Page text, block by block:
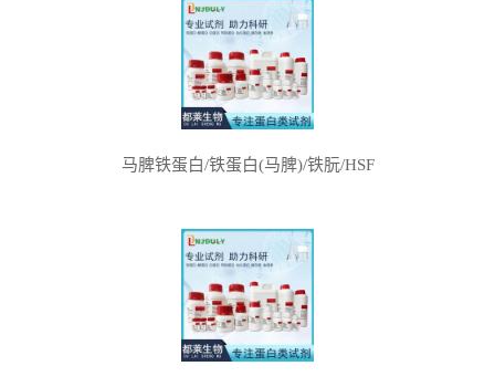
马脾铁蛋白/铁蛋白(马脾)/铁朊/HSF